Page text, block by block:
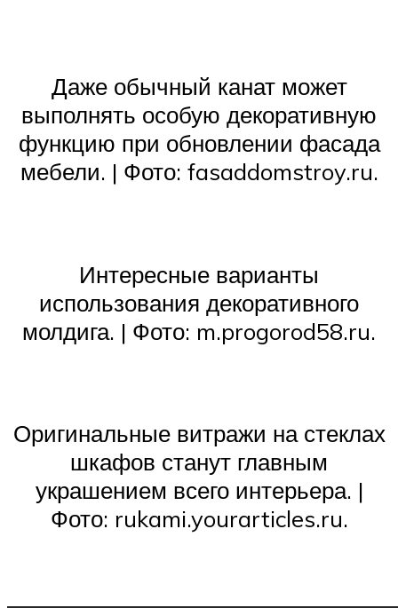
Даже обычный канат может
выполнять особую декоративную
функцию при обновлении фасада
мебели. | Фото: fasaddomstroy.ru.
Интересные варианты
использования декоративного
молдига. | Фото: m.progorod58.ru.
Оригинальные витражи на стеклах
шкафов станут главным
украшением всего интерьера. |
Фото: rukami.yourarticles.ru.